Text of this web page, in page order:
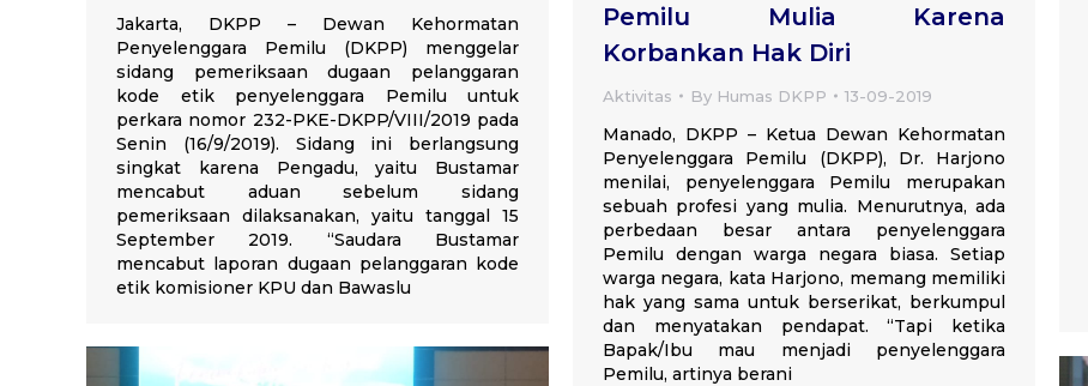
Jakarta, DKPP – Dewan Kehormatan
Penyelenggara Pemilu (DKPP) menggelar
sidang pemeriksaan dugaan pelanggaran
kode etik penyelenggara Pemilu untuk
perkara nomor 232-PKE-DKPP/VIII/2019 pada
Senin (16/9/2019). Sidang ini berlangsung
singkat karena Pengadu, yaitu Bustamar
mencabut aduan sebelum sidang
pemeriksaan dilaksanakan, yaitu tanggal 15
September 2019. “Saudara Bustamar
mencabut laporan dugaan pelanggaran kode
etik komisioner KPU dan Bawaslu
Pemilu Mulia Karena
Korbankan Hak Diri
Aktivitas By Humas DKPP 13-09-2019
Manado, DKPP – Ketua Dewan Kehormatan
Penyelenggara Pemilu (DKPP), Dr. Harjono
menilai, penyelenggara Pemilu merupakan
sebuah profesi yang mulia. Menurutnya, ada
perbedaan besar antara penyelenggara
Pemilu dengan warga negara biasa. Setiap
warga negara, kata Harjono, memang memiliki
hak yang sama untuk berserikat, berkumpul
dan menyatakan pendapat. “Tapi ketika
Bapak/Ibu mau menjadi penyelenggara
Pemilu, artinya berani